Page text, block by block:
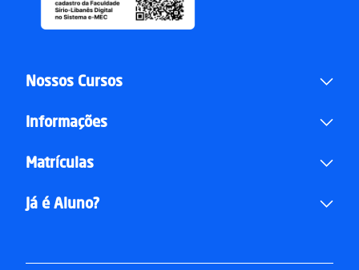
Nossos Cursos
Informações
Matrículas
Já é Aluno?